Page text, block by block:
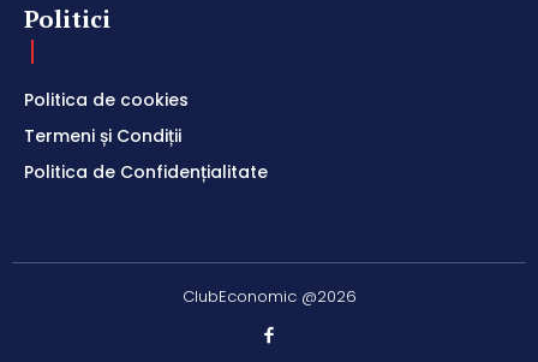
Politici
Politica de cookies
Termeni și Condiții
Politica de Confidențialitate
ClubEconomic @2026